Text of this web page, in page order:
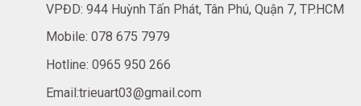
VPĐD: 944 Huỳnh Tấn Phát, Tân Phú, Quận 7, TP.HCM
Mobile: 078 675 7979
Hotline: 0965 950 266
Email:trieuart03@gmail.com